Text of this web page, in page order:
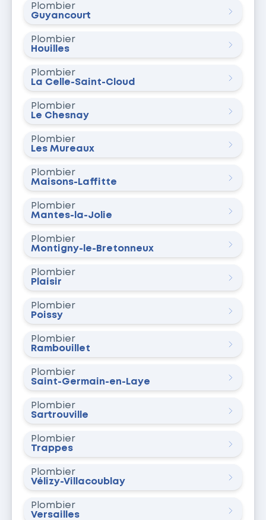
Plombier
Guyancourt
Plombier
Houilles
Plombier
La Celle-Saint-Cloud
Plombier
Le Chesnay
Plombier
Les Mureaux
Plombier
Maisons-Laffitte
Plombier
Mantes-la-Jolie
Plombier
Montigny-le-Bretonneux
Plombier
Plaisir
Plombier
Poissy
Plombier
Rambouillet
Plombier
Saint-Germain-en-Laye
Plombier
Sartrouville
Plombier
Trappes
Plombier
Vélizy-Villacoublay
Plombier
Versailles